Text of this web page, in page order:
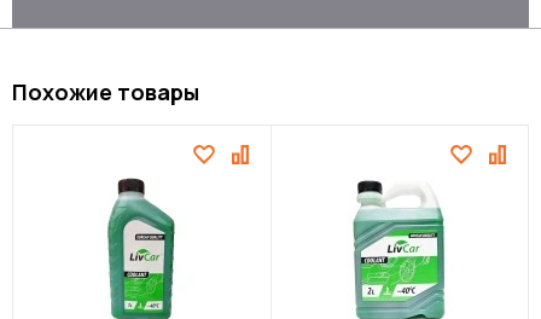
Похожие товары